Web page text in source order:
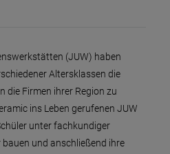
(JUW) haben
Altersklassen die
die Firmen ihrer Region zu
ins Leben gerufenen JUW
unter fachkundiger
und anschließend ihre